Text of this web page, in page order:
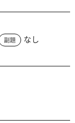
副題 なし